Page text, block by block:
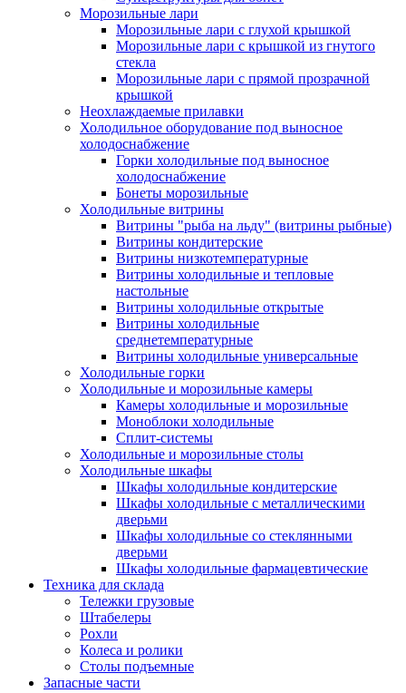
Морозильные лари
Морозильные лари с глухой крышкой
Морозильные лари с крышкой из гнутого
стекла
Морозильные лари с прямой прозрачной
крышкой
Неохлаждаемые прилавки
Холодильное оборудование под выносное
холодоснабжение
Горки холодильные под выносное
холодоснабжение
Бонеты морозильные
Холодильные витрины
Витрины "рыба на льду" (витрины рыбные)
Витрины кондитерские
Витрины низкотемпературные
Витрины холодильные и тепловые
настольные
Витрины холодильные открытые
Витрины холодильные
среднетемпературные
Витрины холодильные универсальные
Холодильные горки
Холодильные и морозильные камеры
Камеры холодильные и морозильные
Моноблоки холодильные
Сплит-системы
Холодильные и морозильные столы
Холодильные шкафы
Шкафы холодильные кондитерские
Шкафы холодильные с металлическими
дверьми
Шкафы холодильные со стеклянными
дверьми
Шкафы холодильные фармацевтические
Техника для склада
Тележки грузовые
Штабелеры
Рохли
Колеса и ролики
Столы подъемные
Запасные части